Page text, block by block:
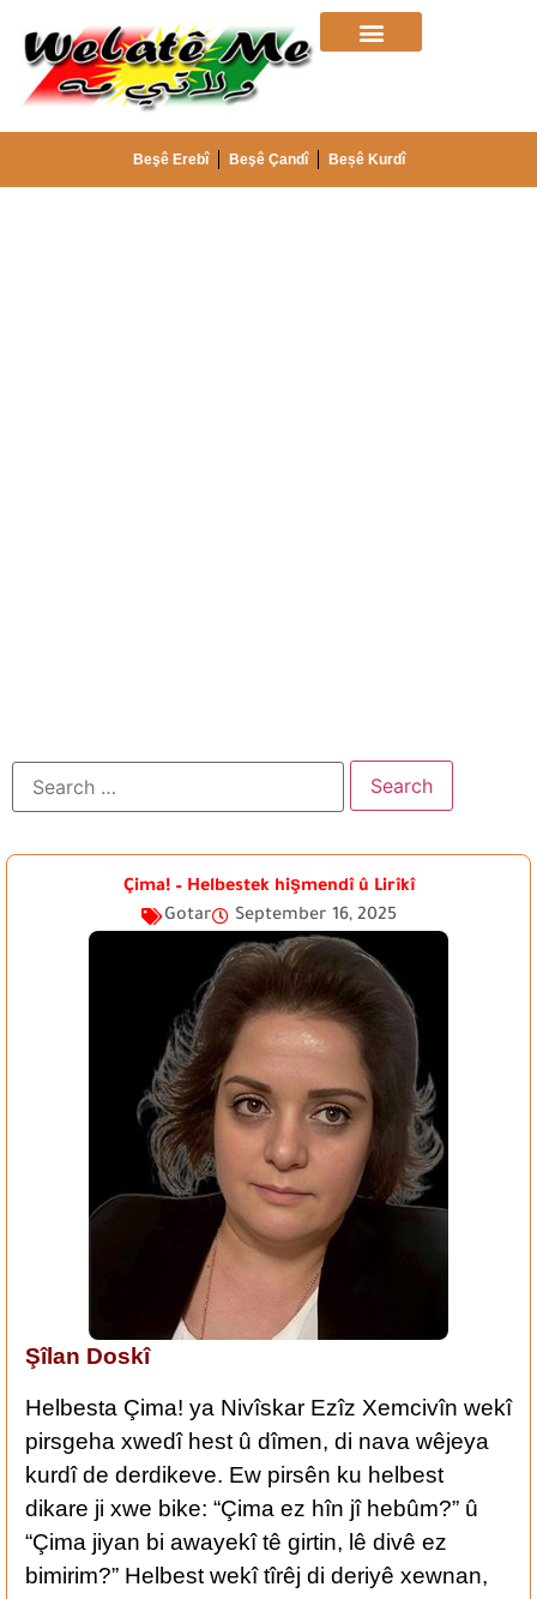
Beşê Erebî Beşê Çandî Beșê Kurdî
Çima! – Helbestek hişmendî û Lirîkî
Gotar
September 16, 2025
Şîlan Doskî
Helbesta Çima! ya Nivîskar Ezîz Xemcivîn wekî
pirsgeha xwedî hest û dîmen, di nava wêjeya
kurdî de derdikeve. Ew pirsên ku helbest
dikare ji xwe bike: “Çima ez hîn jî hebûm?” û
“Çima jiyan bi awayekî tê girtin, lê divê ez
bimirim?” Helbest wekî tîrêj di deriyê xewnan,